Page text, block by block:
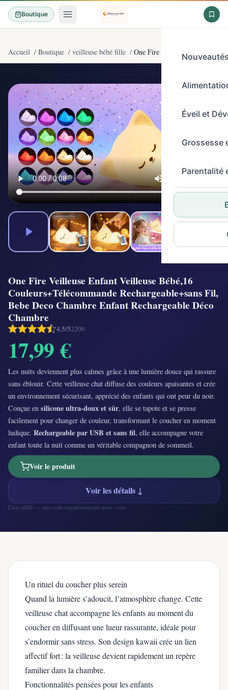
Boutique
Éveil et
Grossesse
Parentalité
Accueil / Boutique / veilleuse bébé fille / One Fire Veilleuse Enfant
One Fire Veilleuse Enfant Veilleuse Bébé,16
Couleurs+Télécommande Rechargeable+sans Fil,
Bebe Deco Chambre Enfant Rechargeable Déco
Chambre
4,5/52200
17,99 €
Les nuits deviennent plus calmes grâce à une lumière douce qui rassure
sans éblouir. Cette veilleuse chat diffuse des couleurs apaisantes et crée
un environnement sécurisant, apprécié des enfants qui ont peur du noir.
Conçue en silicone ultra‑doux et sûr, elle se tapote et se presse
facilement pour changer de couleur, transformant le coucher en moment
ludique. Rechargeable par USB et sans fil, elle accompagne votre
enfant toute la nuit comme un véritable compagnon de sommeil.
Voir le produit
Voir les détails ↓
Lien affilié — sans coût supplémentaire pour vous.
Un rituel du coucher plus serein
Quand la lumière s’adoucit, l’atmosphère change. Cette
veilleuse chat accompagne les enfants au moment du
coucher en diffusant une lueur rassurante, idéale pour
s’endormir sans stress. Son design kawaii crée un lien
affectif fort : la veilleuse devient rapidement un repère
familier dans la chambre.
Fonctionnalités pensées pour les enfants